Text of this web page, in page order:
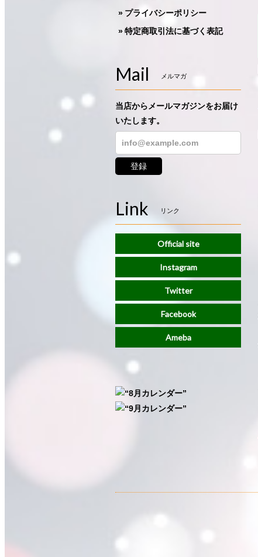
プライバシーポリシー
特定商取引法に基づく表記
Mail メルマガ
当店からメールマガジンをお届け
いたします。
登録
Link リンク
Official site
Instagram
Twitter
Facebook
Ameba